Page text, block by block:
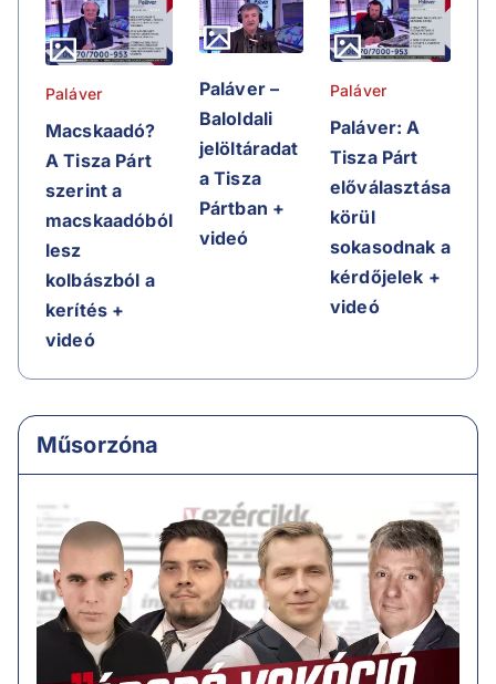
Paláver
Macskaadó?
A Tisza Párt
szerint a
macskaadóból
lesz
kolbászból a
kerítés +
videó
Paláver –
Baloldali
jelöltáradat
a Tisza
Pártban +
videó
Paláver
Paláver: A
Tisza Párt
előválasztása
körül
sokasodnak a
kérdőjelek +
videó
Műsorzóna